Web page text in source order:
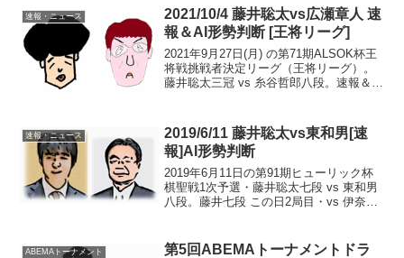
速報・ニュース
2021/10/4 藤井聡太vs広瀬章人 速
報＆AI形勢判断 [王将リーグ]
2021年9月27日(月) の第71期ALSOK杯王
将戦挑戦者決定リーグ（王将リーグ）。
藤井聡太三冠 vs 糸谷哲郎八段。速報＆AI
チアネックスサイトで棋譜無料公開さ
れ...
速報・ニュース
2019/6/11 藤井聡太vs東和男[速
報]AI形勢判断
2019年6月11日の第91期ヒューリック杯
棋聖戦1次予選・藤井聡太七段 vs 東和男
八段。藤井七段 この日2局目・vs 伊奈祐
には、将棋ソフト「dolphin」と「...
ABEMAトーナメント
第5回ABEMAトーナメントドラ